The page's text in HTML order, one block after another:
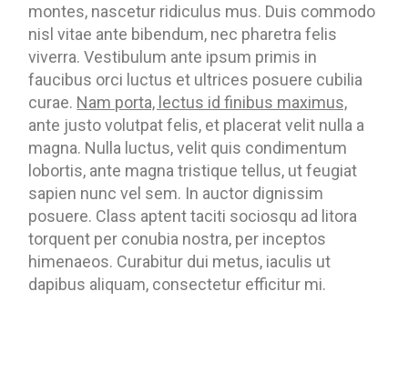
montes, nascetur ridiculus mus. Duis commodo
nisl vitae ante bibendum, nec pharetra felis
viverra. Vestibulum ante ipsum primis in
faucibus orci luctus et ultrices posuere cubilia
curae. Nam porta, lectus id finibus maximus,
ante justo volutpat felis, et placerat velit nulla a
magna. Nulla luctus, velit quis condimentum
lobortis, ante magna tristique tellus, ut feugiat
sapien nunc vel sem. In auctor dignissim
posuere. Class aptent taciti sociosqu ad litora
torquent per conubia nostra, per inceptos
himenaeos. Curabitur dui metus, iaculis ut
dapibus aliquam, consectetur efficitur mi.